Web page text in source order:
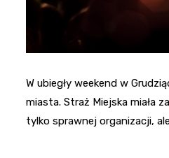
W ubiegły weekend w
miasta. Straż Miejska miała
tylko sprawnej organizacji,